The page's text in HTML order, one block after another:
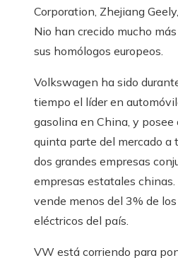
Corporation, Zhejiang
Nio han crecido mucho
sus homólogos europeos.
Volkswagen ha sido
tiempo el líder en
gasolina en China, y posee
quinta parte del mercado a
dos grandes empresas
empresas estatales chinas.
vende menos del 3% de
eléctricos del país.
VW está corriendo para